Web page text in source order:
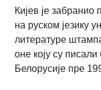
Кијев је забранио
на руском језику
литературе
оне коју су
Белорусије пре